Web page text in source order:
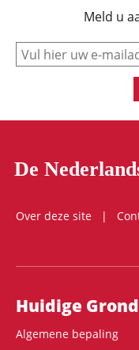
Meld u
De
Over deze site
Huidige
Algemene bepaling